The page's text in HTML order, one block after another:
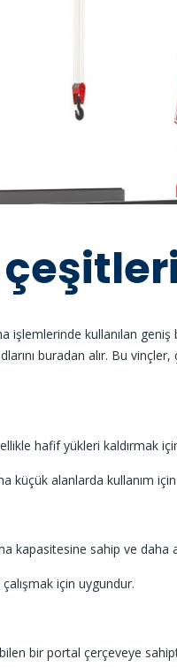
işlemlerinde kullanılan
buradan alır. Bu
hafif yükleri kaldırmak için
küçük alanlarda kullanım
kapasitesine sahip ve daha
için uygundur.
bir portal çerçeveye